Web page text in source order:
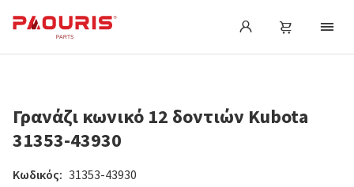
Γρανάζι κωνικό 12 δοντιών Kubota
31353-43930
Κωδικός: 31353-43930